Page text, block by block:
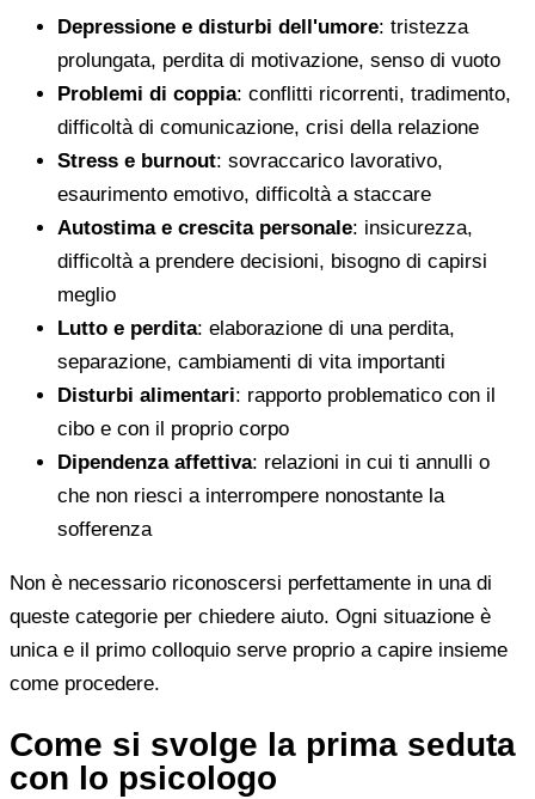
Depressione e disturbi dell'umore: tristezza
prolungata, perdita di motivazione, senso di vuoto
Problemi di coppia: conflitti ricorrenti, tradimento,
difficoltà di comunicazione, crisi della relazione
Stress e burnout: sovraccarico lavorativo,
esaurimento emotivo, difficoltà a staccare
Autostima e crescita personale: insicurezza,
difficoltà a prendere decisioni, bisogno di capirsi
meglio
Lutto e perdita: elaborazione di una perdita,
separazione, cambiamenti di vita importanti
Disturbi alimentari: rapporto problematico con il
cibo e con il proprio corpo
Dipendenza affettiva: relazioni in cui ti annulli o
che non riesci a interrompere nonostante la
sofferenza
Non è necessario riconoscersi perfettamente in una di
queste categorie per chiedere aiuto. Ogni situazione è
unica e il primo colloquio serve proprio a capire insieme
come procedere.
Come si svolge la prima seduta
con lo psicologo